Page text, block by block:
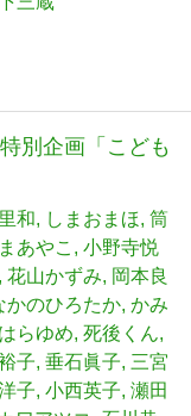
別企画「こども
和 しまおまほ 筒
あやこ
小野寺悦
花山かずみ
岡本良
かのひろたか かみ
らゆめ 死後くん
子 垂石眞子 三宮
子 小西英子 瀬田